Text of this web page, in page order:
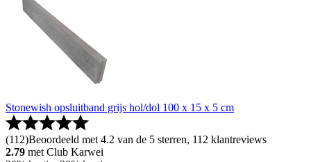
Stonewish opsluitband grijs hol/dol 100 x 15 x 5 cm
(112)Beoordeeld met 4.2 van de 5 sterren, 112 klantreviews
2.79 met Club Karwei